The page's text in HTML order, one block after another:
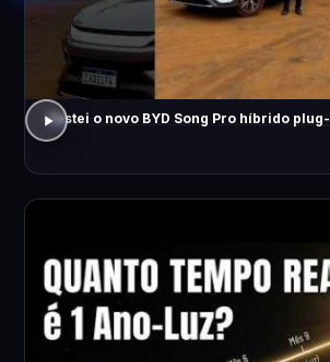
Testei o novo BYD Song Pro híbrido